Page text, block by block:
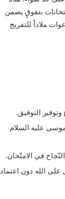
بتفوقٍ يضمن
ملاذاً للتفريج
التوفيق.
عليه السلام
في الامتّحان.
على الله دون اعتماد